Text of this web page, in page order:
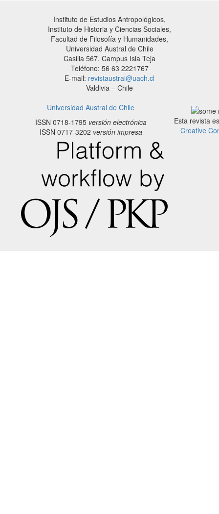
Instituto de Estudios Antropológicos,
Instituto de Historia y Ciencias Sociales,
Facultad de Filosofía y Humanidades,
Universidad Austral de Chile
Casilla 567, Campus Isla Teja
Teléfono: 56 63 2221767
E-mail: revistaustral@uach.cl
Valdivia – Chile
Universidad Austral de Chile
ISSN 0718-1795versión electrónica
ISSN 0717-3202 versión impresa
Esta revista
Creative